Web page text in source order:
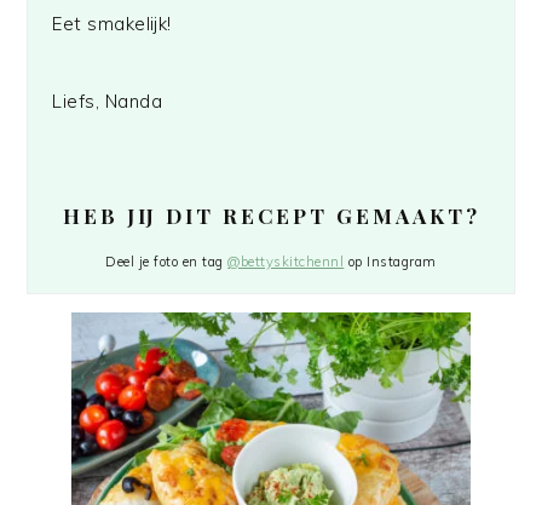
Eet smakelijk!
Liefs, Nanda
HEB JIJ DIT RECEPT GEMAAKT?
Deel je foto en tag@bettyskitchennl op Instagram